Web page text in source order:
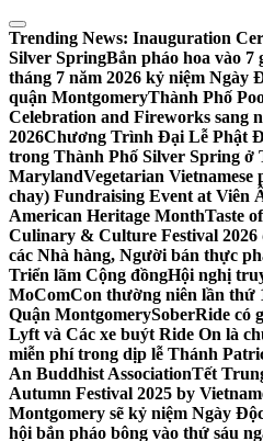
Skip
to
content
Trending News: Inauguration
Silver SpringBắn pháo hoa vào 7
tháng 7 năm 2026 kỷ niệm Ngày
quận MontgomeryThành Phố
Celebration and Fireworks sang
2026Chương Trình Đại Lễ Phật
trong Thành Phố Silver Spring ở
MarylandVegetarian Vietnamese
chay) Fundraising Event at Viên
American Heritage MonthTaste
Culinary & Culture Festival
các Nhà hàng, Người bán thực
Triển lãm Cộng đồngHội nghị
MoComCon thường niên lần thứ
Quận MontgomerySoberRide có
Lyft và Các xe buýt Ride On là
miễn phí trong dịp lễ Thánh
An Buddhist AssociationTết
Autumn Festival 2025 by
Montgomery sẽ kỷ niệm Ngày
hội bắn pháo bông vào thứ sáu